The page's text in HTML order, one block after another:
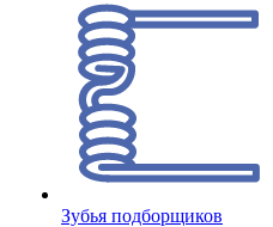
Зубья подборщиков